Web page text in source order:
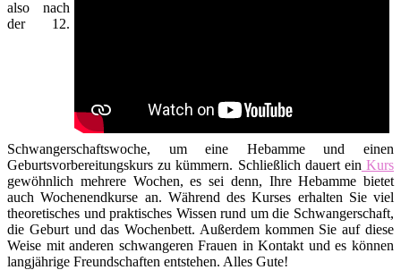
also nach
der 12.
Schwangerschaftswoche, um eine Hebamme und einen
Geburtsvorbereitungskurs zu kümmern. Schließlich dauert ein Kurs
gewöhnlich mehrere Wochen, es sei denn, Ihre Hebamme bietet
auch Wochenendkurse an. Während des Kurses erhalten Sie viel
theoretisches und praktisches Wissen rund um die Schwangerschaft,
die Geburt und das Wochenbett. Außerdem kommen Sie auf diese
Weise mit anderen schwangeren Frauen in Kontakt und es können
langjährige Freundschaften entstehen. Alles Gute!